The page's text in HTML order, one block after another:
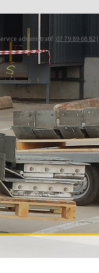
administratif :07 79 89 68 82 |